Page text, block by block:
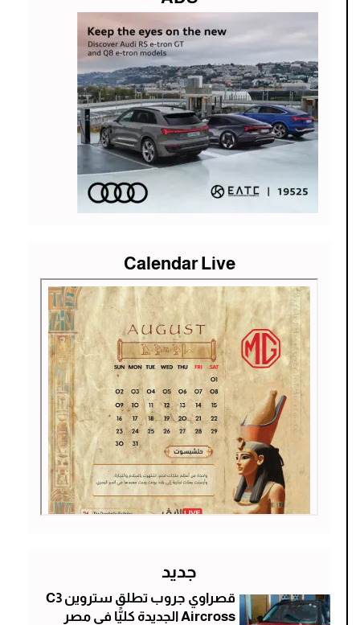
Calendar Live
جديد
قصراوي جروب تطلق ستروين C3
Aircross الجديدة كليًّا في مصر